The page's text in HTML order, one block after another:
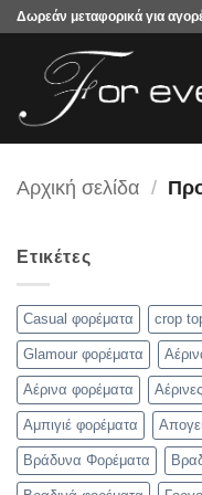
Μετάβαση
περιεχόμενο
Δωρεάν μεταφορικά για
Αρχική σελίδα /
Ετικέτες
Casual φορέματα crop
Glamour φορέματα
Αέρινα φορέματα
Αμπιγιέ φορέματα
Βράδυνα Φορέματα